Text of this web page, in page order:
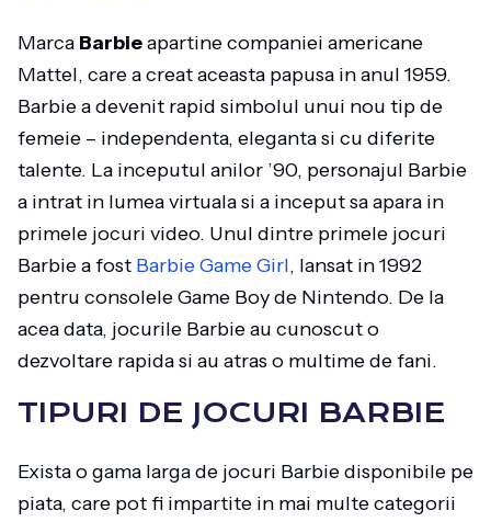
Marca Barbieapartine companiei americane
Mattel, care a creat aceasta papusa in anul 1959.
Barbie a devenit rapid simbolul unui nou tip de
femeie – independenta, eleganta si cu diferite
talente. La inceputul anilor ’90, personajul Barbie
a intrat in lumea virtuala si a inceput sa apara in
primele jocuri video. Unul dintre primele jocuri
Barbie a fost Barbie Game Girl, lansat in 1992
pentru consolele Game Boy de Nintendo. De la
acea data, jocurile Barbie au cunoscut o
dezvoltare rapida si au atras o multime de fani.
TIPURI DE JOCURI BARBIE
Exista o gama larga de jocuri Barbie disponibile pe
piata, care pot fi impartite in mai multe categorii